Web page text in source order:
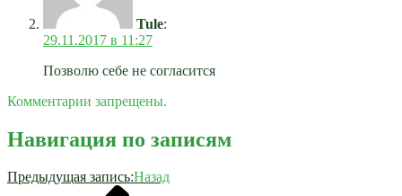
Tule:
29.11.2017 в 11:27
Позволю себе не согласится
Комментарии запрещены.
Навигация по записям
Предыдущая запись:Назад